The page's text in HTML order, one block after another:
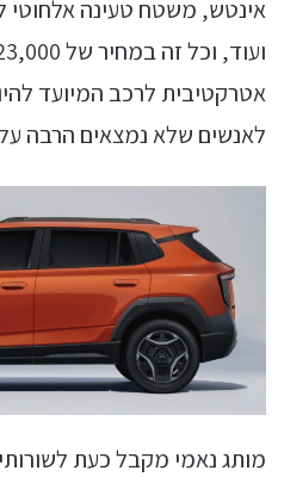
אטרקטיבית לרכב המיועד
לאנשים שלא נמצאים הרבה